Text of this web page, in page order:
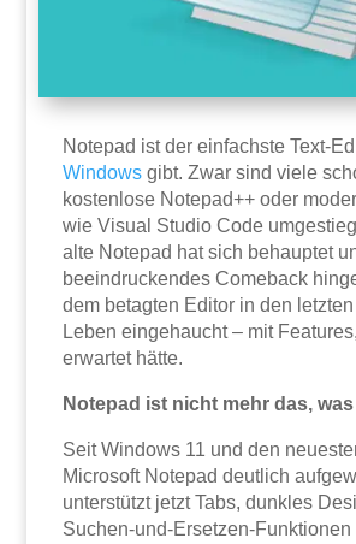
Notepad ist der einfachste Text-
Windows gibt. Zwar sind viele
kostenlose Notepad++ oder
wie Visual Studio Code
alte Notepad hat sich behauptet
beeindruckendes Comeback
dem betagten Editor in den
Leben eingehaucht – mit
erwartet hätte.
Notepad ist nicht mehr das,
Seit Windows 11 und den
Microsoft Notepad deutlich
unterstützt jetzt Tabs, dunkles
Suchen-und-Ersetzen-